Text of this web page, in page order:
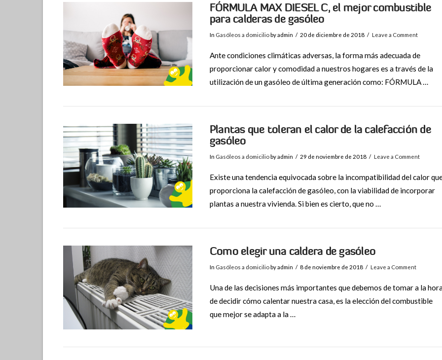
FÓRMULA MAX DIESEL C, el mejor combustible
para calderas de gasóleo
In Gasóleos a domicilioby admin 20 de diciembre de 2018 Leave a Comment
Ante condiciones climáticas adversas, la forma más adecuada de
proporcionar calor y comodidad a nuestros hogares es a través de la
utilización de un gasóleo de última generación como: FÓRMULA …
Plantas que toleran el calor de la calefacción de
gasóleo
In Gasóleos a domicilioby admin 29 de noviembre de 2018 Leave a Comment
Existe una tendencia equivocada sobre la incompatibilidad del calor
proporciona la calefacción de gasóleo, con la viabilidad de incorporar
plantas a nuestra vivienda. Si bien es cierto, que no …
Como elegir una caldera de gasóleo
In Gasóleos a domicilioby admin 8 de noviembre de 2018 Leave a Comment
Una de las decisiones más importantes que debemos de tomar a la
de decidir cómo calentar nuestra casa, es la elección del combustible
que mejor se adapta a la …